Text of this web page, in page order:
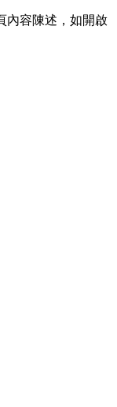
內容陳述，如開啟